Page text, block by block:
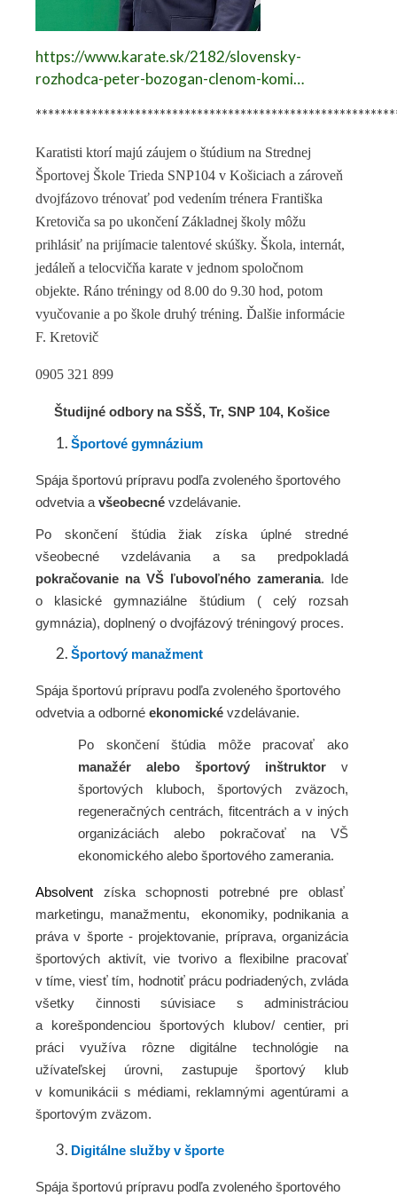
https://www.karate.sk/2182/slovensky-
rozhodca-peter-bozogan-clenom-komi…
Karatisti ktorí majú záujem o štúdium na Strednej
Športovej Škole Trieda SNP104 v Košiciach a zároveň
dvojfázovo trénovať pod vedením trénera Františka
Kretoviča sa po ukončení Základnej školy môžu
prihlásiť na prijímacie talentové skúšky. Škola, internát,
jedáleň a telocvičňa karate v jednom spoločnom
objekte. Ráno tréningy od 8.00 do 9.30 hod, potom
vyučovanie a po škole druhý tréning. Ďalšie informácie
F. Kretovič
0905 321 899
Študijné odbory na SŠŠ, Tr, SNP 104, Košice
Športové gymnázium
Spája športovú prípravu podľa zvoleného športového
odvetvia avšeobecné vzdelávanie.
Po skončení štúdia žiak získa úplné stredné
všeobecné vzdelávania a sa predpokladá
pokračovanie na VŠ ľubovoľného zamerania. Ide
o klasické gymnaziálne štúdium ( celý rozsah
gymnázia), doplnený o dvojfázový tréningový proces.
Športový manažment
Spája športovú prípravu podľa zvoleného športového
odvetvia a odborné ekonomické vzdelávanie.
Po skončení štúdia môže pracovať ako
manažér alebo športový inštruktor v
športových kluboch, športových zväzoch,
regeneračných centrách, fitcentrách a v iných
organizáciách alebo pokračovať na VŠ
ekonomického alebo športového zamerania.
Absolvent získa schopnosti potrebné pre oblasť
marketingu, manažmentu, ekonomiky, podnikania a
práva v športe - projektovanie, príprava, organizácia
športových aktivít, vie tvorivo a flexibilne pracovať
v tíme, viesť tím, hodnotiť prácu podriadených, zvláda
všetky činnosti súvisiace s administráciou
a korešpondenciou športových klubov/ centier, pri
práci využíva rôzne digitálne technológie na
užívateľskej úrovni, zastupuje športový klub
v komunikácii s médiami, reklamnými agentúrami a
športovým zväzom.
Digitálne služby v športe
Spája športovú prípravu podľa zvoleného športového